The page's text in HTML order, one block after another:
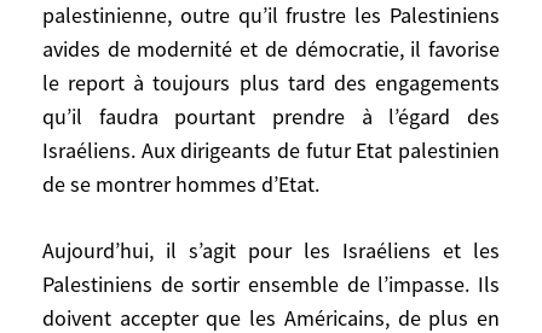
palestinienne, outre qu’il frustre les Palestiniens
avides de modernité et de démocratie, il favorise
le report à toujours plus tard des engagements
qu’il faudra pourtant prendre à l’égard des
Israéliens. Aux dirigeants de futur Etat palestinien
de se montrer hommes d’Etat.
Aujourd’hui, il s’agit pour les Israéliens et les
Palestiniens de sortir ensemble de l’impasse. Ils
doivent accepter que les Américains, de plus en
En général, les Israéliens refusent une
présence internationale par principe et
pour la raison suffisante que les
Palestiniens l’exigent; ils acceptent encore
moins une médiation internationale, qu’ils
récusent par avance comme partiale, sauf
Israéliens refusent toute pression, même
amicale. Et le système politique israélien
ne facilite pas le chois courageux.